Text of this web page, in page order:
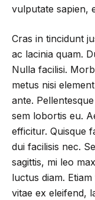
vulputate sapien,
Cras in tincidunt
ac lacinia quam.
Nulla facilisi.
metus nisi
ante.
sem lobortis eu.
efficitur. Quisque
dui facilisis nec.
sagittis, mi leo
luctus diam.
vitae ex eleifend,